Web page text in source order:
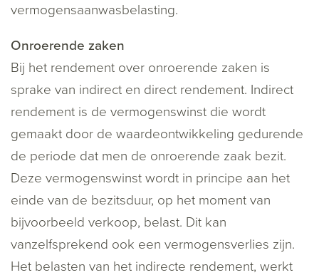
vermogensaanwasbelasting.
Onroerende zaken
Bij het rendement over onroerende zaken is
sprake van indirect en direct rendement. Indirect
rendement is de vermogenswinst die wordt
gemaakt door de waardeontwikkeling gedurende
de periode dat men de onroerende zaak bezit.
Deze vermogenswinst wordt in principe aan het
einde van de bezitsduur, op het moment van
bijvoorbeeld verkoop, belast. Dit kan
vanzelfsprekend ook een vermogensverlies zijn.
Het belasten van het indirecte rendement, werkt